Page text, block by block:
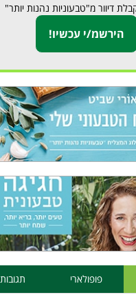
דיוור מ"טבעוניות נהנות יותר"
פופולארי תגובות